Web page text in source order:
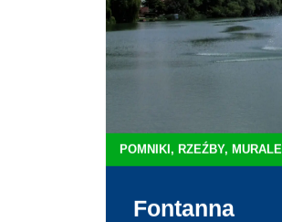
POMNIKI, RZEŹBY, MURALE
Fontanna